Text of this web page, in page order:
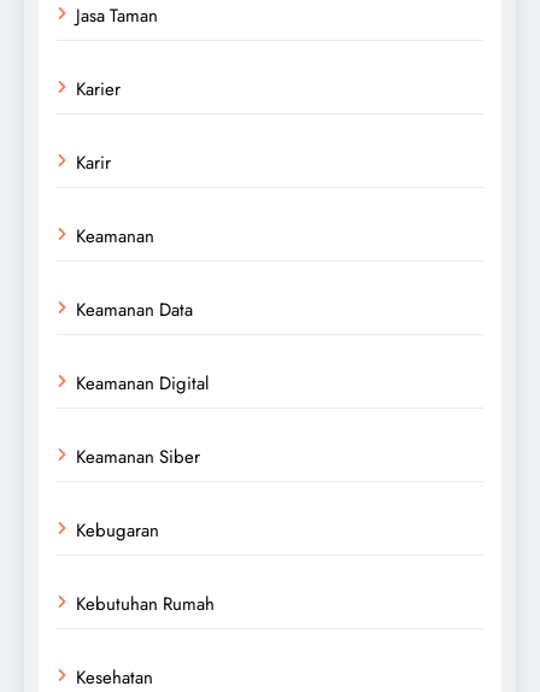
Jasa Taman
Karier
Karir
Keamanan
Keamanan Data
Keamanan Digital
Keamanan Siber
Kebugaran
Kebutuhan Rumah
Kesehatan